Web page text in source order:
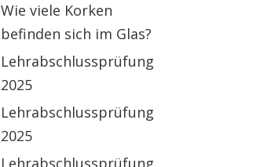
Wie viele Korken
befinden sich im Glas?
Lehrabschlussprüfung
2025
Lehrabschlussprüfung
2025
Lehrabschlussprüfung